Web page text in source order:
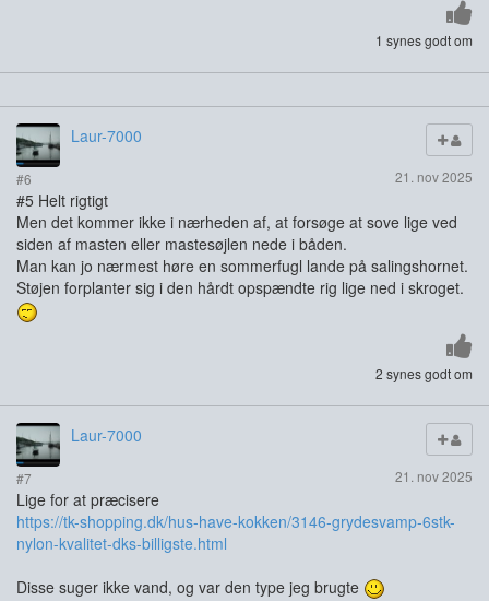
1 synes godt om
Laur-7000
#6 21. nov 2025
#5 Helt rigtigt
Men det kommer ikke i nærheden af, at forsøge at sove lige ved
siden af masten eller mastesøjlen nede i båden.
Man kan jo nærmest høre en sommerfugl lande på salingshornet.
Støjen forplanter sig i den hårdt opspændte rig lige ned i skroget.
2 synes godt om
Laur-7000
#7 21. nov 2025
Lige for at præcisere
https://tk-shopping.dk/hus-have-kokken/3146-grydesvamp-6stk-
nylon-kvalitet-dks-billigste.html
Disse suger ikke vand, og var den type jeg brugte